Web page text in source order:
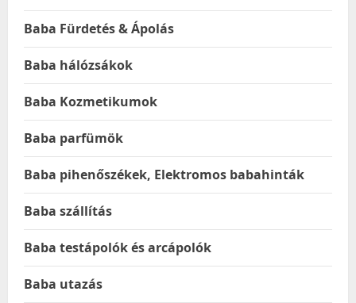
Baba Fürdetés & Ápolás
Baba hálózsákok
Baba Kozmetikumok
Baba parfümök
Baba pihenőszékek, Elektromos babahinták
Baba szállítás
Baba testápolók és arcápolók
Baba utazás